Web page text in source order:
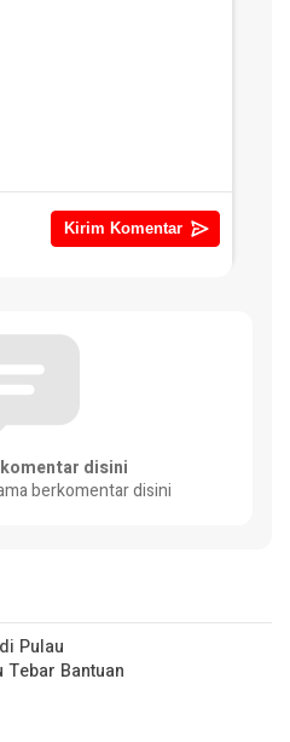
disini
berkomentar disini
Pulau
Bantuan